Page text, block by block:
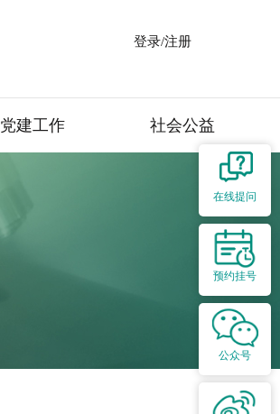
登录/注册
党建工作 社会公益
在线提问
预约挂号
公众号